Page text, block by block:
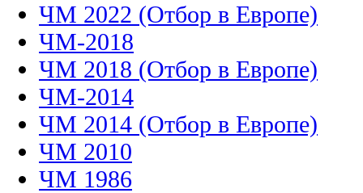
ЧМ 2022 (Отбор в Европе)
ЧМ-2018
ЧМ 2018 (Отбор в Европе)
ЧМ-2014
ЧМ 2014 (Отбор в Европе)
ЧМ 2010
ЧМ 1986